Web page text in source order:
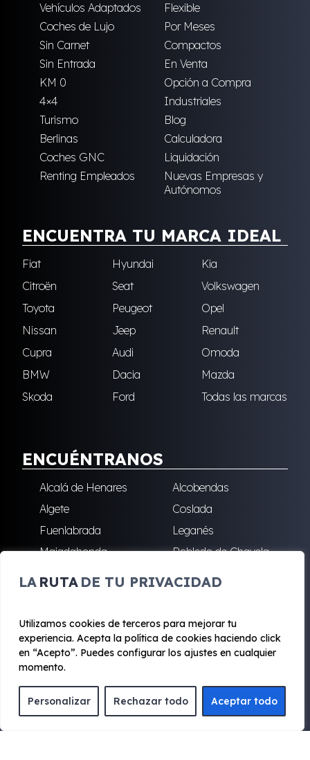
LA RUTA DE TU PRIVACIDAD
Utilizamos cookies de terceros para mejorar tu
experiencia. Acepta la política de cookies haciendo click
en “Acepto”. Puedes configurar los ajustes en cualquier
momento.
Personalizar Rechazar todo Aceptar todo
Vehículos Adaptados
Flexible
Coches de Lujo
Por Meses
Sin Carnet
Compactos
Sin Entrada
En Venta
KM 0
Opción a Compra
4×4
Industriales
Turismo
Blog
Berlinas
Calculadora
Coches GNC
Liquidación
Renting Empleados
Nuevas Empresas y
Autónomos
ENCUENTRA TU MARCA IDEAL
Fiat Hyundai
Kia
Citroën
Seat
Volkswagen
Toyota
Peugeot
Opel
Nissan
Jeep
Renault
Cupra
Audi
Omoda
BMW
Dacia
Mazda
Skoda
Ford Todas las marcas
ENCUÉNTRANOS
Alcalá de Henares
Alcobendas
Algete
Coslada
Fuenlabrada
Leganés
Majadahonda
Robledo de Chavela
Reyes
© 2020 - 2026 Renting Mad
Aviso legal y Privacidad